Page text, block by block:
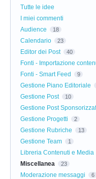
Tutte le idee
I miei commenti
Audience
18
Calendario 23
Editor dei Post 40
Fonti - Importazione
Fonti - Smart Feed 9
Gestione Piano Editoriale
Gestione Post 10
Gestione Post
Gestione Progetti 2
Gestione Rubriche 13
Gestione Team 1
Libreria Contenuti e Media
Miscellanea 23
Moderazione messaggi 6